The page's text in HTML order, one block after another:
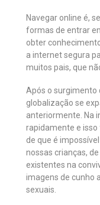
Navegar online é,
formas de entrar
obter
a internet segura
muitos pais, que
Após o surgimento
globalização se
anteriormente. Na
rapidamente e
de que é
nossas crianças,
existentes na
imagens de cunho
sexuais.